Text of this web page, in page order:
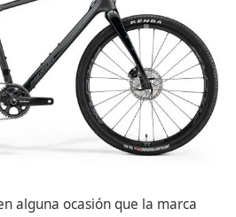
alguna ocasión que la marca